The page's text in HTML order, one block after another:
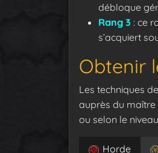
débloque
Rang 3 : ce
s’acquiert
Obtenir
Les techniques
auprès du maître
ou selon le
Horde